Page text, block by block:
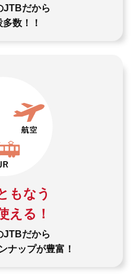
JTBだから
数！！
もなう
える！
JTBだから
ナップが豊富！